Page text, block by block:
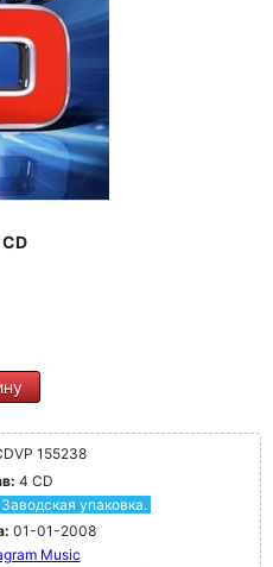
155238
4 CD
упаковка.
01-01-2008
Music